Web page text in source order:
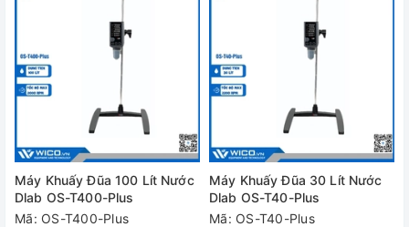
Máy Khuấy Đũa 100 Lít Nước
Dlab OS-T400-Plus
Mã: OS-T400-Plus
Máy Khuấy Đũa 30 Lít Nước
Dlab OS-T40-Plus
Mã: OS-T40-Plus